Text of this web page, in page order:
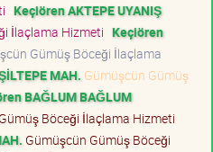
Keçiören AKTEPE UYANIŞ
İlaçlama Hizmeti Keçiören
Gümüş Böceği İlaçlama
MAH. Gümüşcün Gümüş
BAĞLUM BAĞLUM
Böceği İlaçlama Hizmeti
Gümüşcün Gümüş Böceği